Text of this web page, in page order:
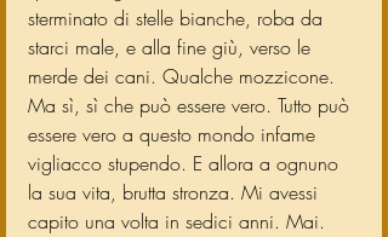
sterminato di stelle bianche, roba da
starci male, e alla fine giù, verso le
merde dei cani. Qualche mozzicone.
Ma sì, sì che può essere vero. Tutto può
essere vero a questo mondo infame
vigliacco stupendo. E allora a ognuno
la sua vita, brutta stronza. Mi avessi
capito una volta in sedici anni. Mai.